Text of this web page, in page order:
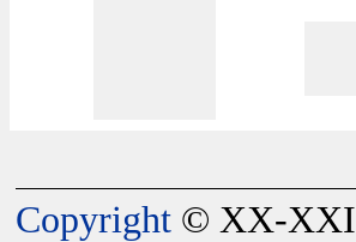
Copyright © XX-XXI